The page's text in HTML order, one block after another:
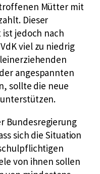
Mütter mit
Dieser
jedoch nach
viel zu niedrig
angespannten
sollte die neue
Bundesregierung
sich die Situation
von ihnen sollen